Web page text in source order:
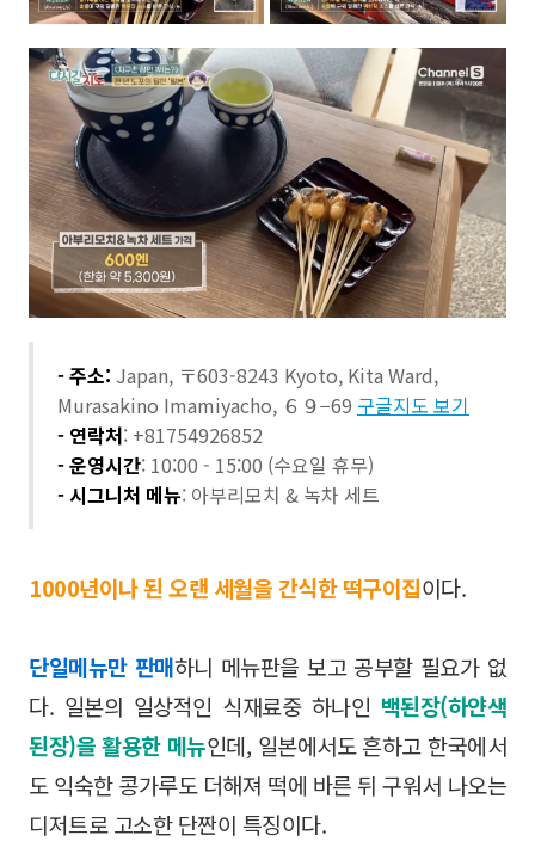
- 주소: Japan, 〒603-8243 Kyoto, Kita Ward,
Murasakino Imamiyacho, ６９−69 구글지도 보기
- 연락처: +81754926852
- 운영시간: 10:00 - 15:00 (수요일 휴무)
- 시그니처 메뉴: 아부리모치 & 녹차 세트
1000년이나 된 오랜 세월을 간식한 떡구이집이다.
단일메뉴만 판매하니 메뉴판을 보고 공부할 필요가 없
다. 일본의 일상적인 식재료중 하나인 백된장(하얀색
된장)을 활용한 메뉴인데, 일본에서도 흔하고 한국에서
도 익숙한 콩가루도 더해져 떡에 바른 뒤 구워서 나오는
디저트로 고소한 단짠이 특징이다.